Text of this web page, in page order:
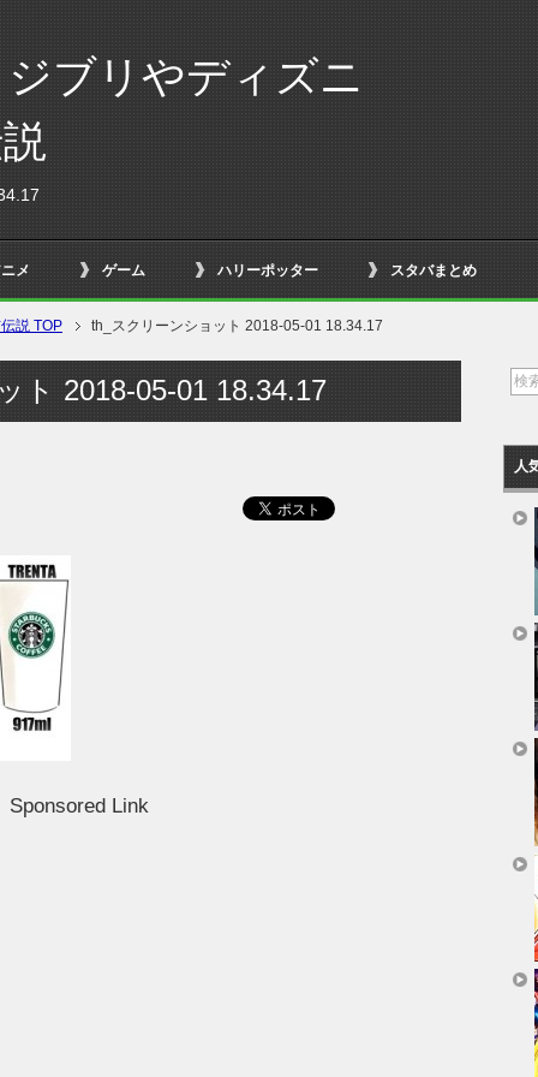
ブリやディズニ
メ ゲーム ハリーポッター スタバまとめ
説 TOP th_スクリーンショット 2018-05-01 18.34.17
ト 2018-05-01 18.34.17
Sponsored Link
人